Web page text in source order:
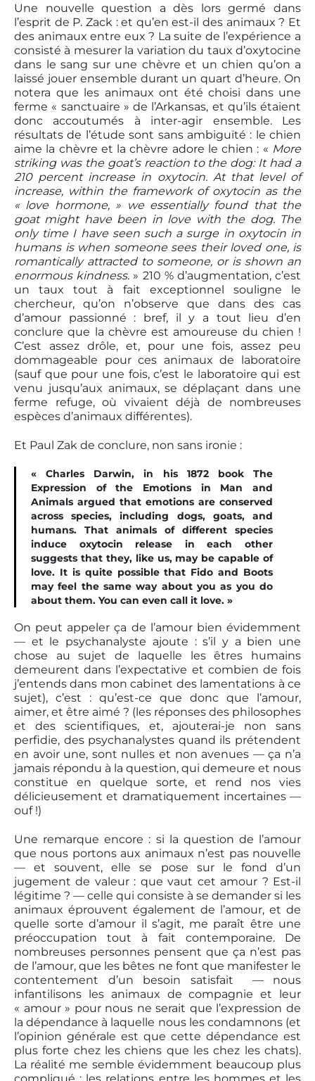
Une nouvelle question a dès lors germé dans
l’esprit de P. Zack : et qu’en est-il des animaux ? Et
des animaux entre eux ? La suite de l’expérience a
consisté à mesurer la variation du taux d’oxytocine
dans le sang sur une chèvre et un chien qu’on a
laissé jouer ensemble durant un quart d’heure. On
notera que les animaux ont été choisi dans une
ferme « sanctuaire » de l’Arkansas, et qu’ils étaient
donc accoutumés à inter-agir ensemble. Les
résultats de l’étude sont sans ambiguïté : le chien
aime la chèvre et la chèvre adore le chien : « More
striking was the goat’s reaction to the dog: It had a
210 percent increase in oxytocin. At that level of
increase, within the framework of oxytocin as the
« love hormone, » we essentially found that the
goat might have been in love with the dog. The
only time I have seen such a surge in oxytocin in
humans is when someone sees their loved one, is
romantically attracted to someone, or is shown an
enormous kindness. » 210 % d’augmentation, c’est
un taux tout à fait exceptionnel souligne le
chercheur, qu’on n’observe que dans des cas
d’amour passionné : bref, il y a tout lieu d’en
conclure que la chèvre est amoureuse du chien !
C’est assez drôle, et, pour une fois, assez peu
dommageable pour ces animaux de laboratoire
(sauf que pour une fois, c’est le laboratoire qui est
venu jusqu’aux animaux, se déplaçant dans une
ferme refuge, où vivaient déjà de nombreuses
espèces d’animaux différentes).
Et Paul Zak de conclure, non sans ironie :
« Charles Darwin, in his 1872 book The
Expression of the Emotions in Man and
Animals argued that emotions are conserved
across species, including dogs, goats, and
humans. That animals of different species
induce oxytocin release in each other
suggests that they, like us, may be capable of
love. It is quite possible that Fido and Boots
may feel the same way about you as you do
about them. You can even call it love. »
On peut appeler ça de l’amour bien évidemment
— et le psychanalyste ajoute : s’il y a bien une
chose au sujet de laquelle les êtres humains
demeurent dans l’expectative et combien de fois
j’entends dans mon cabinet des lamentations à ce
sujet), c’est : qu’est-ce que donc que l’amour,
aimer, et être aimé ? (les réponses des philosophes
et des scientifiques, et, ajouterai-je non sans
perfidie, des psychanalystes quand ils prétendent
en avoir une, sont nulles et non avenues — ça n’a
jamais répondu à la question, qui demeure et nous
constitue en quelque sorte, et rend nos vies
délicieusement et dramatiquement incertaines —
ouf !)
Une remarque encore : si la question de l’amour
que nous portons aux animaux n’est pas nouvelle
— et souvent, elle se pose sur le fond d’un
jugement de valeur : que vaut cet amour ? Est-il
légitime ? — celle qui consiste à se demander si les
animaux éprouvent également de l’amour, et de
quelle sorte d’amour il s’agit, me paraît être une
préoccupation tout à fait contemporaine. De
nombreuses personnes pensent que ça n’est pas
de l’amour, que les bêtes ne font que manifester le
contentement d’un besoin satisfait — nous
infantilisons les animaux de compagnie et leur
« amour » pour nous ne serait que l’expression de
la dépendance à laquelle nous les condamnons (et
l’opinion générale est que cette dépendance est
plus forte chez les chiens que les chez les chats).
La réalité me semble évidemment beaucoup plus